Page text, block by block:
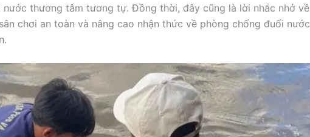
nước thương tâm tương tự. Đồng thời, đây cũng là lời nhắc nhở về
chơi an toàn và nâng cao nhận thức về phòng chống đuối nước